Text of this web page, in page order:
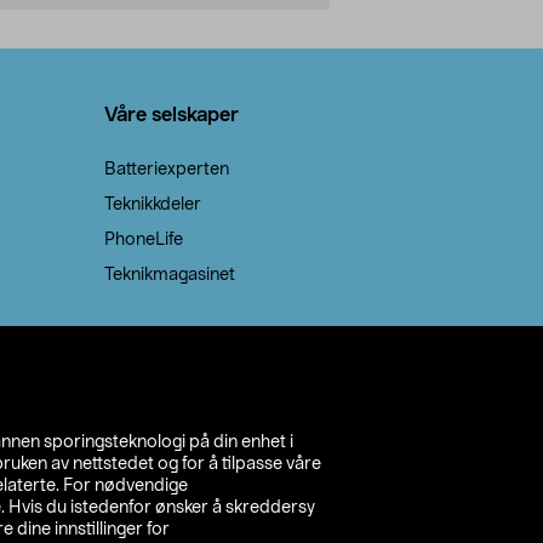
sporingsteknologi på din enhet i
av nettstedet og for å tilpasse våre
For nødvendige
Hvis du istedenfor ønsker å skreddersy
dine innstillinger for
Våre selskaper
Batteriexperten
Teknikkdeler
PhoneLife
Teknikmagasinet